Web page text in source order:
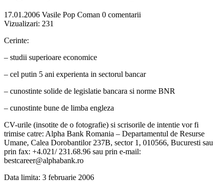
17.01.2006 Vasile Pop Coman 0 comentarii
Vizualizari: 231
Cerinte:
– studii superioare economice
– cel putin 5 ani experienta in sectorul bancar
– cunostinte solide de legislatie bancara si norme BNR
– cunostinte bune de limba engleza
CV-urile (insotite de o fotografie) si scrisorile de intentie vor fi
trimise catre: Alpha Bank Romania – Departamentul de Resurse
Umane, Calea Dorobantilor 237B, sector 1, 010566, Bucuresti sau
prin fax: +4.021/ 231.68.96 sau prin e-mail:
bestcareer@alphabank.ro
Data limita: 3 februarie 2006